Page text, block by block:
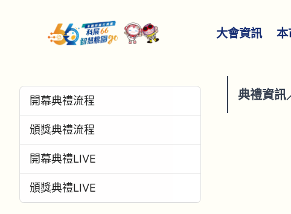
大會資訊 本
開幕典禮流程
頒獎典禮流程
開幕典禮LIVE
頒獎典禮LIVE
典禮資訊